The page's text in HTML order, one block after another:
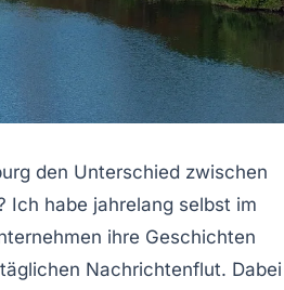
den Unterschied zwischen
Ich habe jahrelang selbst im
ihre Geschichten
Nachrichtenflut. Dabei